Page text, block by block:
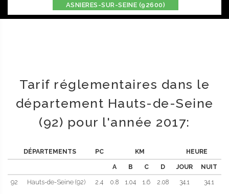
ASNIERES-SUR-SEINE (92600)
Tarif réglementaires dans le
département Hauts-de-Seine
(92) pour l'année 2017:
DÉPARTEMENTS PC KM HEURE
A B C D JOUR NUIT
92 Hauts-de-Seine (92) 2.4 0.8 1.04 1.6 2.08 34.1 34.1